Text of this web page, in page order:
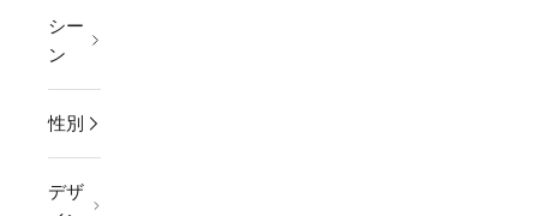
シー
ン
性別
デザ